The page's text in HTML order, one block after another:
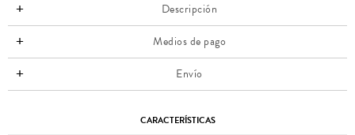
Descripción
Medios de pago
Envío
CARACTERÍSTICAS